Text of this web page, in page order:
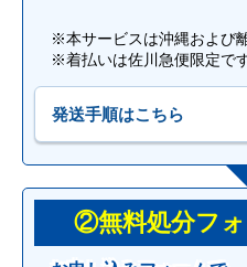
※本サービスは沖縄および
※着払いは佐川急便限定です
発送手順はこちら
②無料処分フ